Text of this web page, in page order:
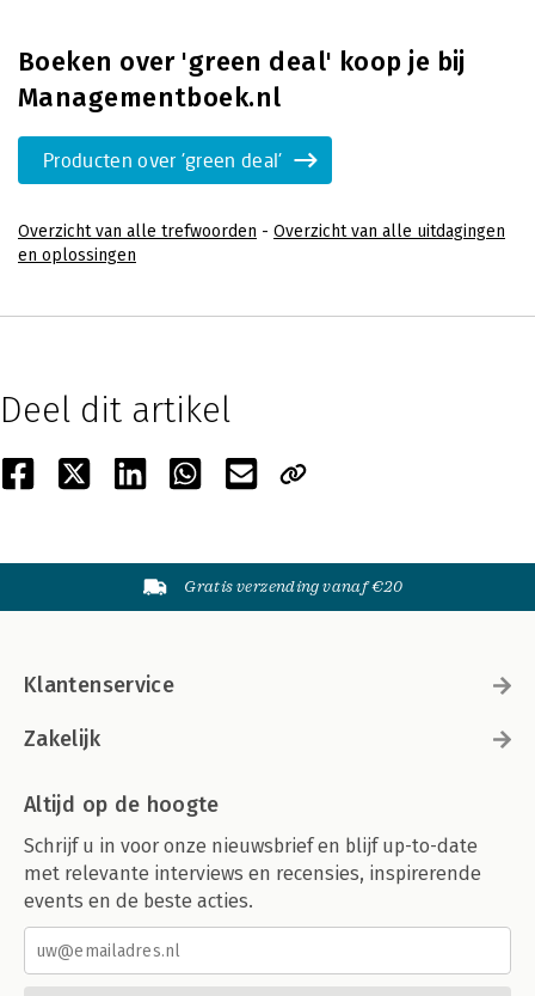
Boeken over 'green deal' koop je bij
Managementboek.nl
Producten over 'green deal'
Overzicht van alle trefwoorden - Overzicht van alle uitdagingen
en oplossingen
Deel dit artikel
Gratis verzending vanaf €20
Klantenservice
Zakelijk
Altijd op de hoogte
Schrijf u in voor onze nieuwsbrief en blijf up-to-date
met relevante interviews en recensies, inspirerende
events en de beste acties.